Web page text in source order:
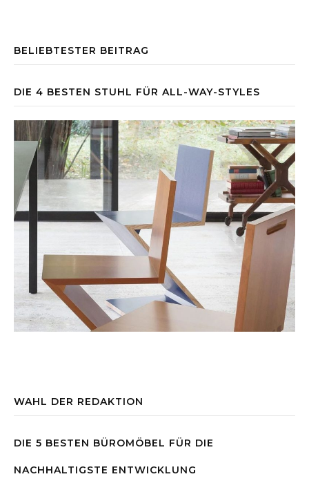
BELIEBTESTER BEITRAG
DIE 4 BESTEN STUHL FÜR ALL-WAY-STYLES
WAHL DER REDAKTION
DIE 5 BESTEN BÜROMÖBEL FÜR DIE
NACHHALTIGSTE ENTWICKLUNG